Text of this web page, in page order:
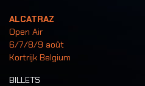
ALCATRAZ
Open Air
6/7/8/9 août
Kortrijk Belgium
BILLETS